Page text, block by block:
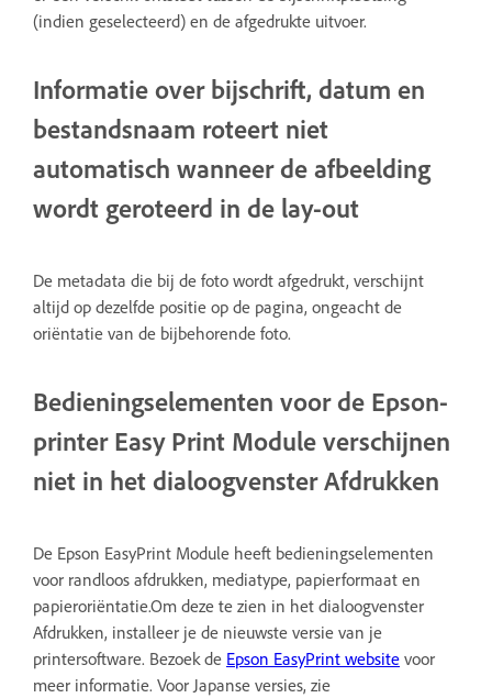
(indien geselecteerd) en de afgedrukte uitvoer.
Informatie over bijschrift, datum en
bestandsnaam roteert niet
automatisch wanneer de afbeelding
wordt geroteerd in de lay-out
De metadata die bij de foto wordt afgedrukt, verschijnt
altijd op dezelfde positie op de pagina, ongeacht de
oriëntatie van de bijbehorende foto.
Bedieningselementen voor de Epson-
printer Easy Print Module verschijnen
niet in het dialoogvenster Afdrukken
De Epson EasyPrint Module heeft bedieningselementen
voor randloos afdrukken, mediatype, papierformaat en
papieroriëntatie.Om deze te zien in het dialoogvenster
Afdrukken, installeer je de nieuwste versie van je
printersoftware. Bezoek de Epson EasyPrint website voor
meer informatie. Voor Japanse versies, zie